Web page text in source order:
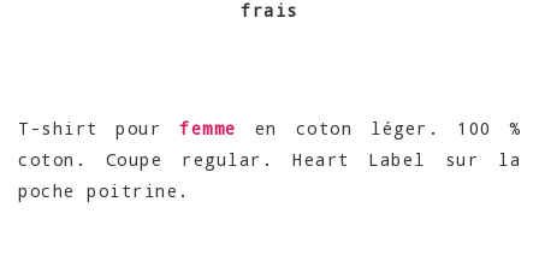
frais
T-shirt pourfemme en coton léger. 100 %
coton. Coupe regular. Heart Label sur la
poche poitrine.